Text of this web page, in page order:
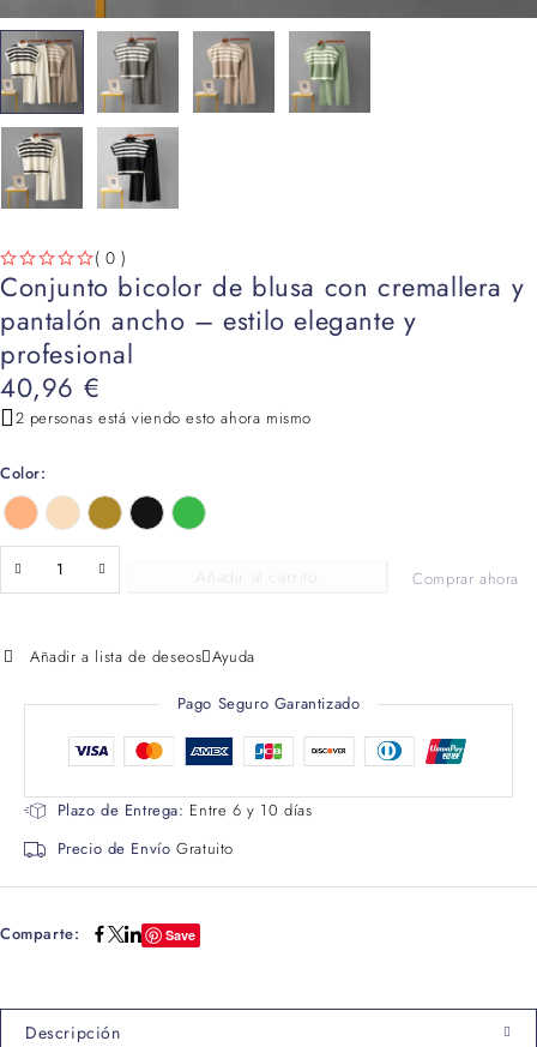
( 0 )
Conjunto bicolor de blusa con cremallera y
pantalón ancho – estilo elegante y
profesional
40,96 €
2 personas está viendo esto ahora mismo
Color
Añadir al carrito Comprar ahora
Añadir a lista de deseos Ayuda
Pago Seguro Garantizado
Plazo de Entrega: Entre 6 y 10 días
Precio de Envío Gratuito
Comparte: Save
Descripción